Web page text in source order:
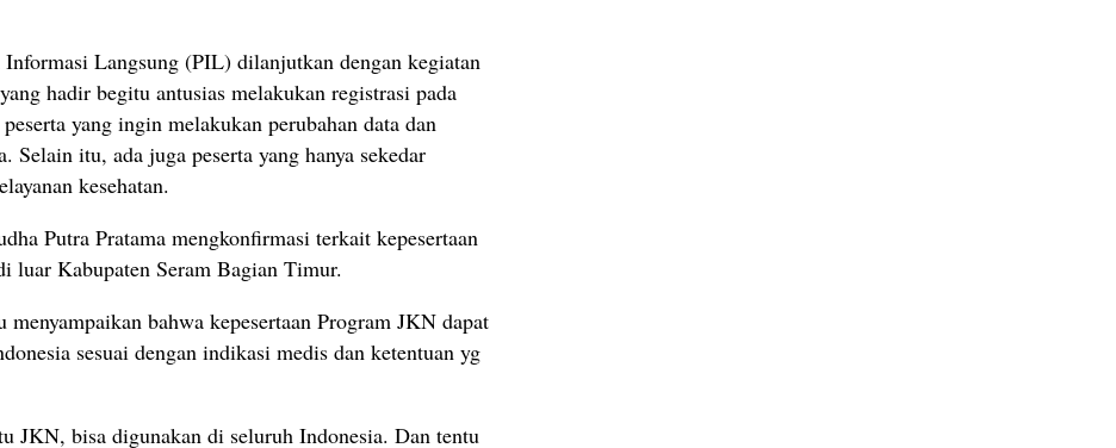
Informasi Langsung (PIL) dilanjutkan dengan kegiatan
hadir begitu antusias melakukan registrasi pada
yang ingin melakukan perubahan data dan
Selain itu, ada juga peserta yang hanya sekedar
kesehatan.
Putra Pratama mengkonfirmasi terkait kepesertaan
luar Kabupaten Seram Bagian Timur.
bahwa kepesertaan Program JKN dapat
sesuai dengan indikasi medis dan ketentuan yg
JKN, bisa digunakan di seluruh Indonesia. Dan tentu